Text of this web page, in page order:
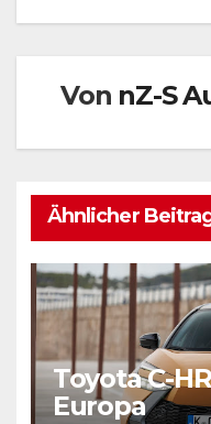
Von nZ-S
Ähnlicher
Toyota C-
Europa